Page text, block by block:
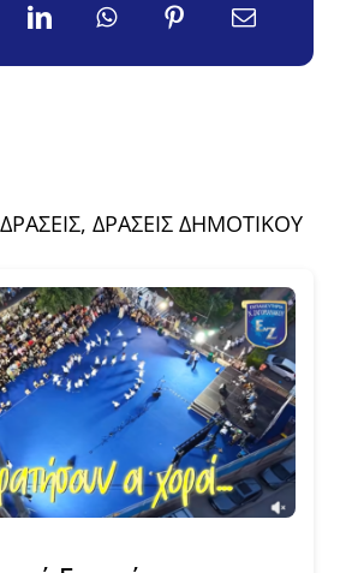
ΔΡΑΣΕΙΣ, ΔΡΑΣΕΙΣ ΔΗΜΟΤΙΚΟΥ